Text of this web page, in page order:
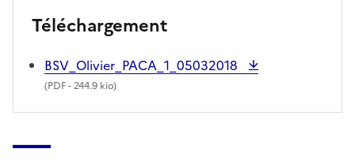
Téléchargement
BSV_Olivier_PACA_1_05032018
(PDF- 244.9 kio)